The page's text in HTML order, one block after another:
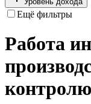
Ещё фильтры
Работа